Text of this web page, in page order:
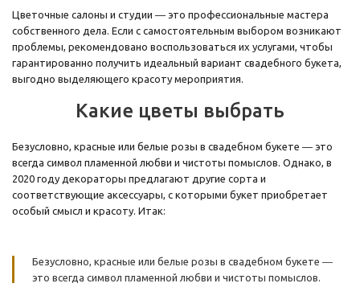
Цветочные салоны и студии ― это профессиональные мастера
собственного дела. Если с самостоятельным выбором возникают
проблемы, рекомендовано воспользоваться их услугами, чтобы
гарантированно получить идеальный вариант свадебного букета,
выгодно выделяющего красоту мероприятия.
Какие цветы выбрать
Безусловно, красные или белые розы в свадебном букете ― это
всегда символ пламенной любви и чистоты помыслов. Однако, в
2020 году декораторы предлагают другие сорта и
соответствующие аксессуары, с которыми букет приобретает
особый смысл и красоту. Итак:
Безусловно, красные или белые розы в свадебном букете ―
это всегда символ пламенной любви и чистоты помыслов.